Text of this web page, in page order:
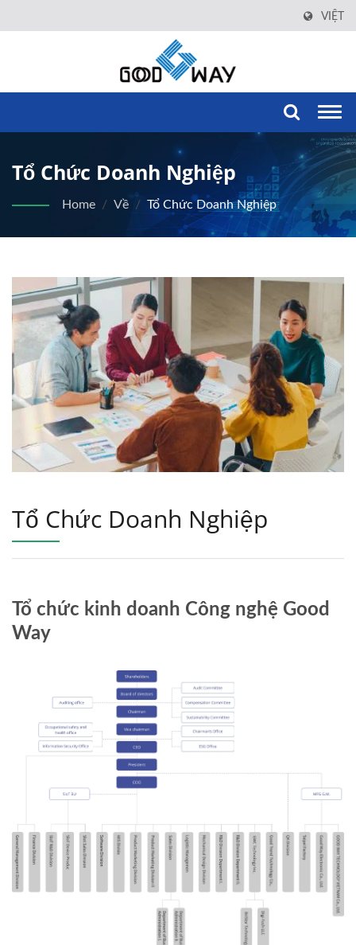
VIỆT
Tổ Chức Doanh Nghiệp
Home / Về / Tổ Chức Doanh Nghiệp
Tổ Chức Doanh Nghiệp
Tổ chức kinh doanh Công nghệ Good
Way